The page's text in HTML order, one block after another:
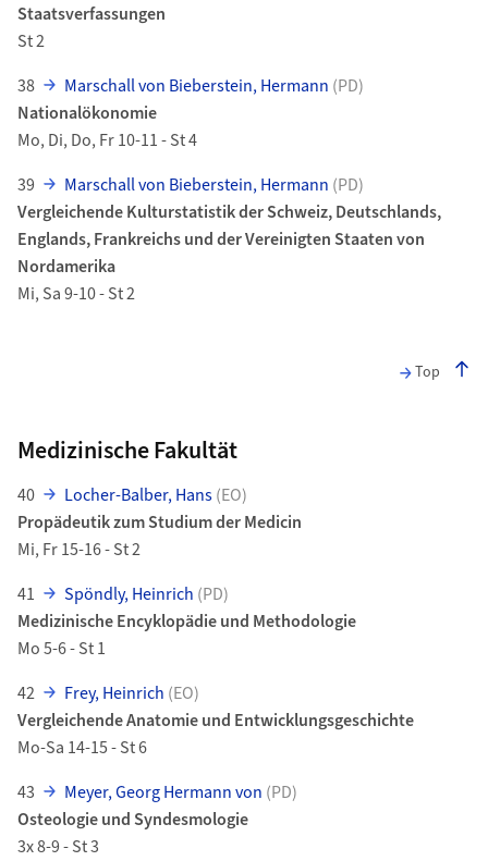
Staatsverfassungen
St 2
38
Marschall von Bieberstein, Hermann (PD)
Nationalökonomie
Mo, Di, Do, Fr 10-11 - St 4
39
Marschall von Bieberstein, Hermann (PD)
Vergleichende Kulturstatistik der Schweiz, Deutschlands,
Englands, Frankreichs und der Vereinigten Staaten von
Nordamerika
Mi, Sa 9-10 - St 2
Top
Medizinische Fakultät
40 Locher-Balber, Hans(EO)
Propädeutik zum Studium der Medicin
Mi, Fr 15-16 - St 2
41
Spöndly, Heinrich (PD)
Medizinische Encyklopädie und Methodologie
Mo 5-6 - St 1
42
Frey, Heinrich (EO)
Vergleichende Anatomie und Entwicklungsgeschichte
Mo-Sa 14-15 - St 6
43
Meyer, Georg Hermann von (PD)
Osteologie und Syndesmologie
3x 8-9 - St 3